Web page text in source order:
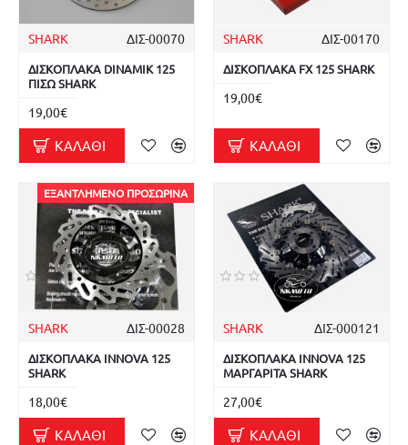
SHARK ΔΙΣ-00070
ΔΙΣΚΟΠΛΑΚΑ DINAMIK 125
ΠΙΣΩ SHARK
19,00€
ΚΑΛΆΘΙ
SHARK ΔΙΣ-00170
ΔΙΣΚΟΠΛΑΚΑ FX 125 SHARK
19,00€
ΚΑΛΆΘΙ
ΕΞΑΝΤΛΗΜΈΝΟ ΠΡΟΣΩΡΙΝΆ
SHARK ΔΙΣ-00028
ΔΙΣΚΟΠΛΑΚΑ INNOVA 125
SHARK
18,00€
ΚΑΛΆΘΙ
SHARK ΔΙΣ-000121
ΔΙΣΚΟΠΛΑΚΑ INNOVA 125
ΜΑΡΓΑΡΙΤΑ SHARK
27,00€
ΚΑΛΆΘΙ